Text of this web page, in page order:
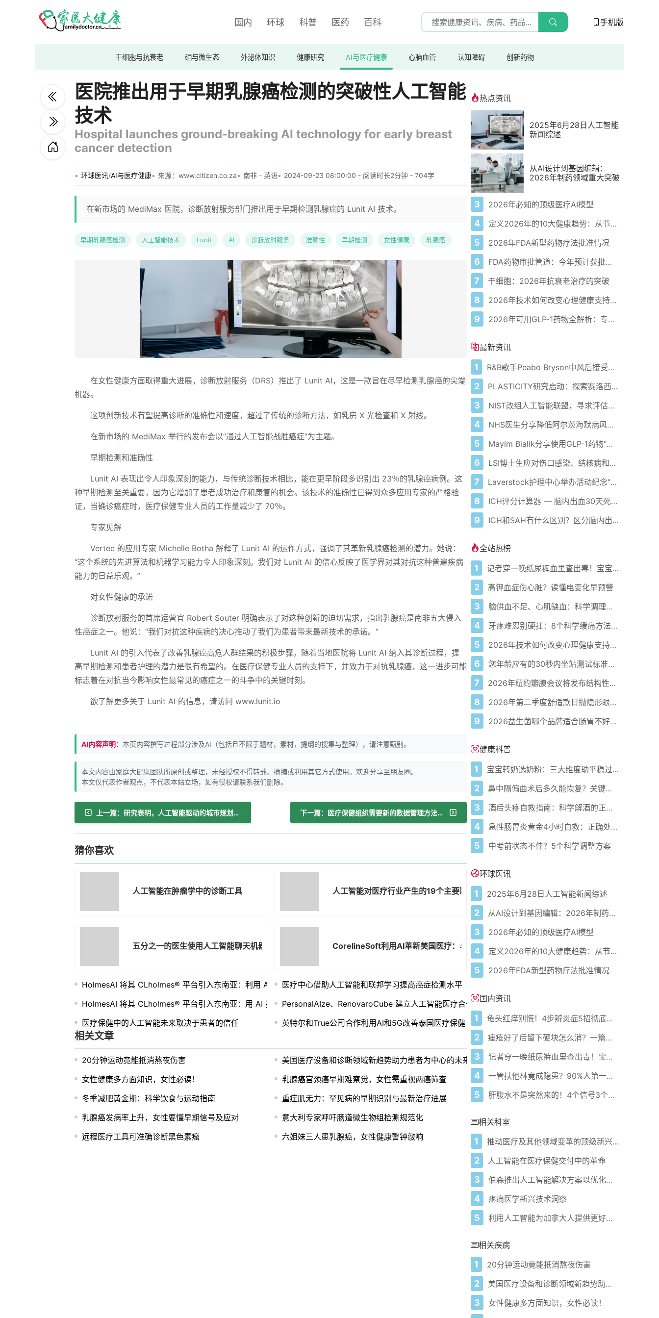
国内 环球 科普 医药 百科 手机版
干细胞与抗衰老 硒与微生态 外泌体知识 健康研究 AI与医疗健康 心脑血管 认知障碍 创新药物
医院推出用于早期乳腺癌检测的突破性人工智能
技术
Hospital launches ground-breaking AI technology for early breast
cancer detection
环球医讯/AI与医疗健康 来源：www.citizen.co.za 南非 - 英语 2024-09-23 08:00:00 - 阅读时长2分钟 - 704字
在新市场的 MediMax 医院，诊断放射服务部门推出用于早期检测乳腺癌的 Lunit AI 技术。
早期乳腺癌检测 人工智能技术 Lunit AI 诊断放射服务 准确性 早期检测 女性健康 乳腺癌
在女性健康方面取得重大进展，诊断放射服务（DRS）推出了 Lunit AI，这是一款旨在尽早检测乳腺癌的尖端
机器。
这项创新技术有望提高诊断的准确性和速度，超过了传统的诊断方法，如乳房 X 光检查和 X 射线。
在新市场的 MediMax 举行的发布会以“通过人工智能战胜癌症”为主题。
早期检测和准确性
Lunit AI 表现出令人印象深刻的能力，与传统诊断技术相比，能在更早阶段多识别出 23％的乳腺癌病例。这
种早期检测至关重要，因为它增加了患者成功治疗和康复的机会。该技术的准确性已得到众多应用专家的严格验
证，当确诊癌症时，医疗保健专业人员的工作量减少了 70％。
专家见解
Vertec 的应用专家 Michelle Botha 解释了 Lunit AI 的运作方式，强调了其革新乳腺癌检测的潜力。她说：
“这个系统的先进算法和机器学习能力令人印象深刻。我们对 Lunit AI 的信心反映了医学界对其对抗这种普遍疾病
能力的日益乐观。”
对女性健康的承诺
诊断放射服务的首席运营官 Robert Souter 明确表示了对这种创新的迫切需求，指出乳腺癌是南非五大侵入
性癌症之一。他说：“我们对抗这种疾病的决心推动了我们为患者带来最新技术的承诺。”
Lunit AI 的引入代表了改善乳腺癌高危人群结果的积极步骤。随着当地医院将 Lunit AI 纳入其诊断过程，提
高早期检测和患者护理的潜力是很有希望的。在医疗保健专业人员的支持下，并致力于对抗乳腺癌，这一进步可能
标志着在对抗当今影响女性最常见的癌症之一的斗争中的关键时刻。
欲了解更多关于 Lunit AI 的信息，请访问 www.lunit.io
AI内容声明： 本页内容撰写过程部分涉及AI（包括且不限于题材，素材，提纲的搜集与整理），请注意甄别。
本文内容由家庭大健康团队所原创或整理，未经授权不得转载、摘编或利用其它方式使用。欢迎分享至朋友圈。
本文仅代表作者观点，不代表本站立场，如有侵权请联系我们删除。
上一篇：研究表明，人工智能驱动的城市规划模型误导公共卫生干预 下一篇：医疗保健组织需要新的数据管理方法以释放生成式人工智能的潜力
猜你喜欢
人工智能在肿瘤学中的诊断工具 人工智能对医疗行业产生的19个主要影响
五分之一的医生使用人工智能聊天机器人：患者应该担心吗？CorelineSoft利用AI革新美国医疗：与马萨诸塞州UMass达成开创性协议
HolmesAI 将其 CLholmes® 平台引入东南亚：利用 AI 技术诊断和预测心脏病医疗中心借助人工智能和联邦学习提高癌症检测水平
HolmesAI 将其 CLholmes® 平台引入东南亚：用 AI 技术诊断和预测心脏病PersonalAIze、RenovaroCube 建立人工智能医疗合作伙伴关系
医疗保健中的人工智能未来取决于患者的信任
英特尔和True公司合作利用AI和5G改善泰国医疗保健
相关文章
20分钟运动竟能抵消熬夜伤害
美国医疗设备和诊断领域新趋势助力患者为中心的未来医疗
女性健康多方面知识，女性必读！
乳腺癌宫颈癌早期难察觉，女性需重视两癌筛查
冬季减肥黄金期：科学饮食与运动指南
重症肌无力：罕见病的早期识别与最新治疗进展
乳腺癌发病率上升，女性要懂早期信号及应对
意大利专家呼吁肠道微生物组检测规范化
远程医疗工具可准确诊断黑色素瘤
六姐妹三人患乳腺癌，女性健康警钟敲响
热点资讯
2025年6月28日人工智能
新闻综述
从AI设计到基因编辑：
2026年制药领域重大突破
3 2026年必知的顶级医疗AI模型
4 定义2026年的10大健康趋势：从节律健康到冷热交替疗法
5 2026年FDA新型药物疗法批准情况
6 FDA药物审批管道：今年预计获批的关键新疗法
7 干细胞：2026年抗衰老治疗的突破
8 2026年技术如何改变心理健康支持的获取方式
9 2026年可用GLP-1药物全解析：专家指南
最新资讯
1 R&B歌手Peabo Bryson中风后接受医疗护理
2 PLASTICITY研究启动：探索赛洛西宾对健康老龄化的潜在影响
3 NIST改组人工智能联盟，寻求评估安全性和有效性的新见解
4 NHS医生分享降低阿尔茨海默病风险方法 乔恩·雪诺确诊患病
5 Mayim Bialik分享使用GLP-1药物"噩梦"经历 包括"爆炸性腹泻"等严重副作用
6 LSI博士生应对伤口感染、结核病和癌症挑战
7 Laverstock护理中心举办活动纪念"痴呆症行动周"
8 ICH评分计算器 — 脑内出血30天死亡率评估
9 ICH和SAH有什么区别？区分脑内出血与蛛网膜下腔出血
全站热榜
1 记者穿一晚纸尿裤血里查出毒！宝宝血液浓度竟是成人的5倍？
2 高钾血症伤心脏？读懂电变化早预警
3 脑供血不足、心肌缺血：科学调理全攻略
4 牙疼难忍别硬扛：8个科学缓痛方法收好
5 2026年技术如何改变心理健康支持的获取方式
6 您年龄应有的30秒内坐站测试标准次数
7 2026年纽约瓣膜会议将发布结构性心脏病最新研究成果
8 2026年第二季度舒适款日抛隐形眼镜推荐，优瞳主打长效佩戴体验
9 2026益生菌哪个品牌适合肠胃不好的人，常年饱受肠胃病痛看过来，梳理实用十大品牌
健康科普
1 宝宝转奶选奶粉：三大维度助平稳过渡
2 鼻中隔偏曲术后多久能恢复？关键看这几点
3 酒后头疼自救指南：科学解酒的正确打开方式
4 急性肠胃炎黄金4小时自救：正确处置与误区避坑关键
5 中考前状态不佳？5个科学调整方案
环球医讯
1 2025年6月28日人工智能新闻综述
2 从AI设计到基因编辑：2026年制药领域重大突破
3 2026年必知的顶级医疗AI模型
4 定义2026年的10大健康趋势：从节律健康到冷热交替疗法
5 2026年FDA新型药物疗法批准情况
国内资讯
1 龟头红痒别慌！4步辨炎症5招彻底防复发
2 痤疮好了后留下硬块怎么消？一篇给你讲明白！
3 记者穿一晚纸尿裤血里查出毒！宝宝血液浓度竟是成人的5倍？
4 一管扶他林竟成隐患？90%人第一步就错了！
5 肝腹水不是突然来的！4个信号3个管理要点别等肚子鼓起来
相关科室
1 推动医疗及其他领域变革的顶级新兴技术
2 人工智能在医疗保健交付中的革命
3 伯森推出人工智能解决方案以优化医疗保健传播的影响
4 疼痛医学新兴技术洞察
5 利用人工智能为加拿大人提供更好的医疗保健
相关疾病
1 20分钟运动竟能抵消熬夜伤害
2 美国医疗设备和诊断领域新趋势助力患者为中心的未来医疗
3 女性健康多方面知识，女性必读！